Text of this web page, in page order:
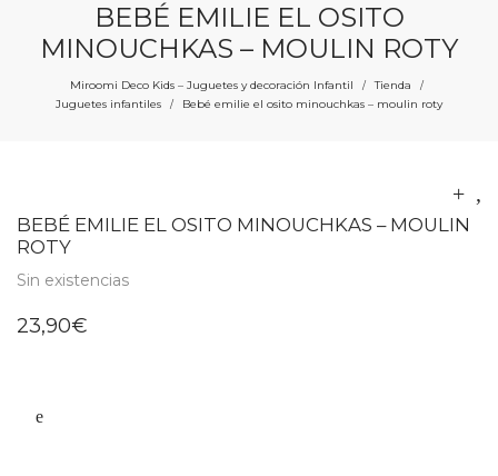
BEBÉ EMILIE EL OSITO
MINOUCHKAS – MOULIN ROTY
Miroomi Deco Kids – Juguetes y decoración Infantil / Tienda /
Juguetes infantiles / Bebé emilie el osito minouchkas – moulin roty
BEBÉ EMILIE EL OSITO MINOUCHKAS – MOULIN
ROTY
Sin existencias
23,90€